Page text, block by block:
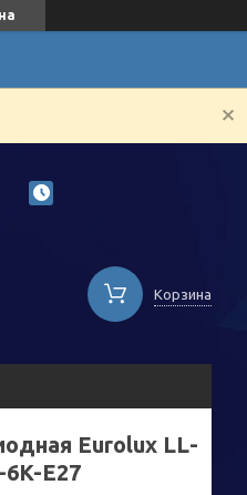
Корзина
Eurolux LL-
6K-E27